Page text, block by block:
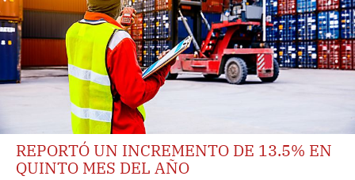
REPORTÓ UN INCREMENTO DE 13.5% EN
QUINTO MES DEL AÑO